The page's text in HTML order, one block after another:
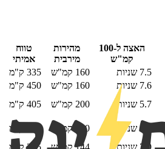
האצה ל-100
קמ"ש
מהירות
מירבית
טווח
אמיתי
7.5 שניות 160 קמ"ש 335 ק"מ
7.6 שניות 160 קמ"ש 450 ק"מ
5.7 שניות 200 קמ"ש 405 ק"מ
5.1שניות 200 קמ"ש
ק"מ